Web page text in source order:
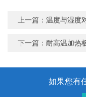
上一篇：温度与湿度
下一篇：耐高温加热
如果您有